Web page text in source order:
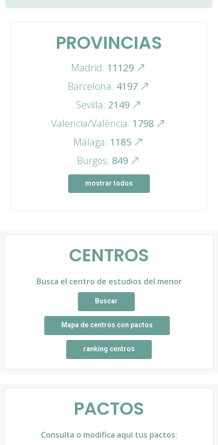
PROVINCIAS
Madrid: 11129
Barcelona: 4197
Sevilla: 2149
Valencia/València: 1798
Málaga: 1185
Burgos: 849
mostrar todos
CENTROS
Busca el centro de estudios del menor
Buscar
Mapa de centros con pactos
ranking centros
PACTOS
Consulta o modifica aquí tus pactos: